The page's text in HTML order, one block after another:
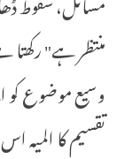
منتظر ہے"
وسیع موضوع کو
تقسیم کا